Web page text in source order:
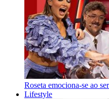
Roseta emociona-se ao
Lifestyle